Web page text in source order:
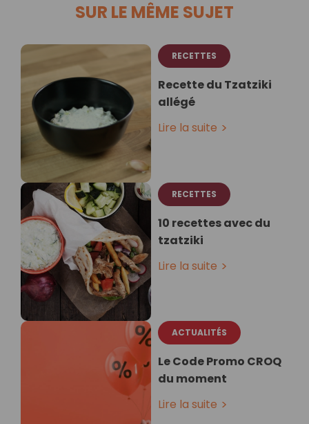
SUR LE MÊME SUJET
RECETTES
Recette du Tzatziki
allégé
Lire la suite
RECETTES
10 recettes avec du
tzatziki
Lire la suite
ACTUALITÉS
Le Code Promo CROQ
du moment
Lire la suite